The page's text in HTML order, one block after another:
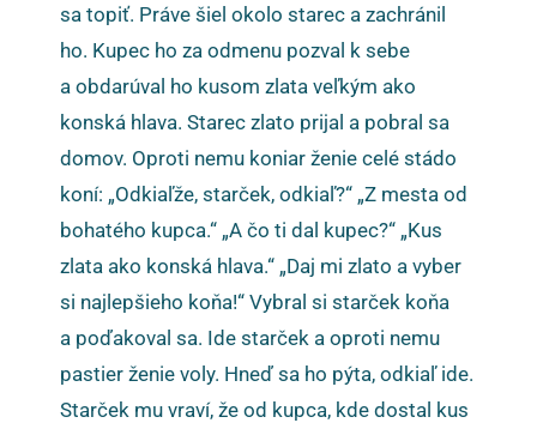
sa topiť. Práve šiel okolo starec a zachránil
ho. Kupec ho za odmenu pozval k sebe
a obdarúval ho kusom zlata veľkým ako
konská hlava. Starec zlato prijal a pobral sa
domov. Oproti nemu koniar ženie celé stádo
koní: „Odkiaľže, starček, odkiaľ?“ „Z mesta od
bohatého kupca.“ „A čo ti dal kupec?“ „Kus
zlata ako konská hlava.“ „Daj mi zlato a vyber
si najlepšieho koňa!“ Vybral si starček koňa
a poďakoval sa. Ide starček a oproti nemu
pastier ženie voly. Hneď sa ho pýta, odkiaľ ide.
Starček mu vraví, že od kupca, kde dostal kus